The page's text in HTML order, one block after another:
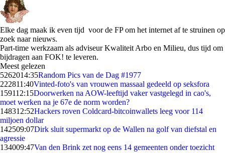
Elke dag maak ik even tijd voor de FP om het internet af te struinen op
zoek naar nieuws.
Part-time werkzaam als adviseur Kwaliteit Arbo en Milieu, dus tijd om
bijdragen aan FOK! te leveren.
Meest gelezen
5262014:35Random Pics van de Dag #1977
222811:40Vinted-foto's van vrouwen massaal gedeeld op seksfora
159112:15Doorwerken na AOW-leeftijd vaker vastgelegd in cao's,
moet werken na je 67e de norm worden?
148312:52Hackers roven Coldcard-bitcoinwallets leeg voor 114
miljoen dollar
142509:07Dirk sluit supermarkt op de Wallen na golf van diefstal en
agressie
134009:47Van den Brink zet nog eens 14 gemeenten onder toezicht